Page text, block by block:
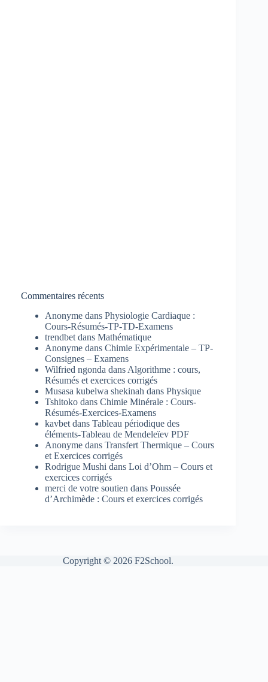
Commentaires récents
Anonyme dans Physiologie Cardiaque :
Cours-Résumés-TP-TD-Examens
trendbet dans Mathématique
Anonyme dans Chimie Expérimentale – TP-
Consignes – Examens
Wilfried ngonda dans Algorithme : cours,
Résumés et exercices corrigés
Musasa kubelwa shekinah dans Physique
Tshitoko dans Chimie Minérale : Cours-
Résumés-Exercices-Examens
kavbet dans Tableau périodique des
éléments-Tableau de Mendeleïev PDF
Anonyme dans Transfert Thermique – Cours
et Exercices corrigés
Rodrigue Mushi dans Loi d’Ohm – Cours et
exercices corrigés
merci de votre soutien dans Poussée
d’Archimède : Cours et exercices corrigés
Copyright © 2026 F2School.